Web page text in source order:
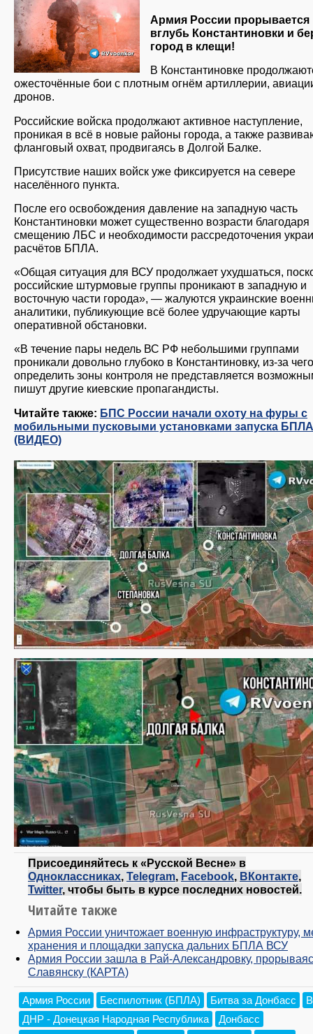
Армия России прорывается
вглубь Константиновки и
город в клещи!
В Константиновке
ожесточённые бои с плотным огнём артиллерии,
дронов.
Российские войска продолжают активное наступление,
проникая в всё в новые районы города, а также
фланговый охват, продвигаясь в Долгой Балке.
Присутствие наших войск уже фиксируется на севере
населённого пункта.
После его освобождения давление на западную часть
Константиновки может существенно возрасти благодаря
смещению ЛБС и необходимости рассредоточения
расчётов БПЛА.
«Общая ситуация для ВСУ продолжает ухудшаться,
российские штурмовые группы проникают в западную и
восточную части города», — жалуются украинские
аналитики, публикующие всё более удручающие карты
оперативной обстановки.
«В течение пары недель ВС РФ небольшими группами
проникали довольно глубоко в Константиновку, из-за чего
определить зоны контроля не представляется
пишут другие киевские пропагандисты.
Читайте также: БПС России начали охоту на фуры с
мобильными пусковыми установками запуска БПЛА
(ВИДЕО)
Присоединяйтесь к «Русской Весне» в
Одноклассниках Telegram Facebook ВКонтакте
Twitter, чтобы быть в курсе последних новостей.
Читайте также
Армия России уничтожает военную инфраструктуру,
хранения и площадки запуска дальних БПЛА ВСУ
Армия России зашла в Рай-Александровку,
Славянску (КАРТА)
Армия России Беспилотник (БПЛА) Битва за Донбасс
ДНР - Донецкая Народная Республика
Донбасс